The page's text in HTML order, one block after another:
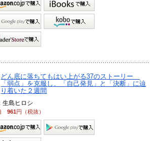
どん底に落ちてもはい上がる37のストーリー
「弱点」を克服し、「自己発見」と「決断」に辿
り着いた２週間
生島ヒロシ
961円（税抜）